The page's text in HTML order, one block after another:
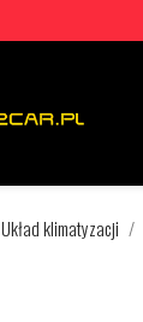
Układ klimatyzacji